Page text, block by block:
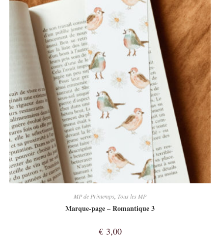
MP de Printemps, Tous les MP
Marque-page – Romantique 3
€3,00